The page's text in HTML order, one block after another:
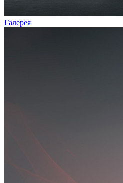
Галерея